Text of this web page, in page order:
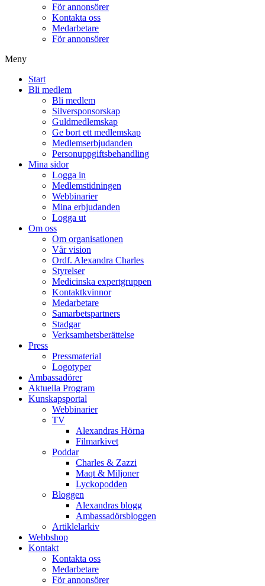
För annonsörer
Kontakta oss
Medarbetare
För annonsörer
Meny
Start
Bli medlem
Bli medlem
Silversponsorskap
Guldmedlemskap
Ge bort ett medlemskap
Medlemserbjudanden
Personuppgiftsbehandling
Mina sidor
Logga in
Medlemstidningen
Webbinarier
Mina erbjudanden
Logga ut
Om oss
Om organisationen
Vår vision
Ordf. Alexandra Charles
Styrelser
Medicinska expertgruppen
Kontaktkvinnor
Medarbetare
Samarbetspartners
Stadgar
Verksamhetsberättelse
Press
Pressmaterial
Logotyper
Ambassadörer
Aktuella Program
Kunskapsportal
Webbinarier
TV
Alexandras Hörna
Filmarkivet
Poddar
Charles & Zazzi
Maqt & Miljoner
Lyckopodden
Bloggen
Alexandras blogg
Ambassadörsbloggen
Artiklelarkiv
Webbshop
Kontakt
Kontakta oss
Medarbetare
För annonsörer